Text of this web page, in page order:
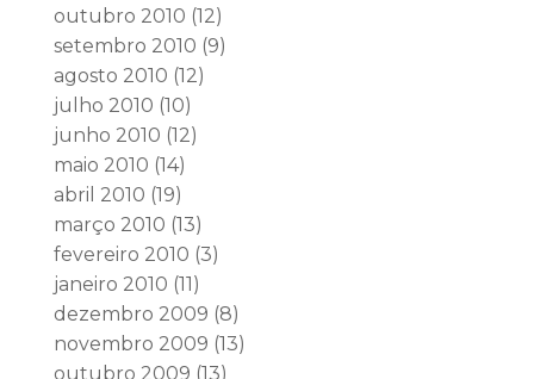
outubro 2010 (12)
setembro 2010 (9)
agosto 2010 (12)
julho 2010 (10)
junho 2010 (12)
maio 2010 (14)
abril 2010 (19)
março 2010 (13)
fevereiro 2010 (3)
janeiro 2010 (11)
dezembro 2009 (8)
novembro 2009 (13)
outubro 2009 (13)